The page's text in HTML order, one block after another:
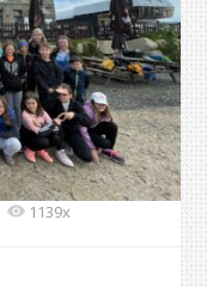
1139x